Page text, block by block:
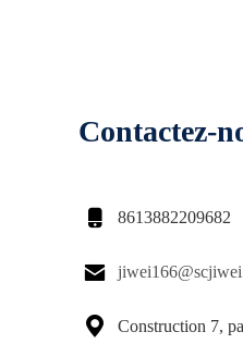
Contactez-
 8613882209682


Construction 7,